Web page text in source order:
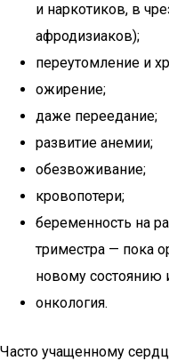
и наркотиков, в
афродизиаков);
переутомление и
ожирение;
даже переедание;
развитие анемии;
обезвоживание;
кровопотери;
беременность на
триместра — пока
новому состоянию
онкология.
Часто учащенному